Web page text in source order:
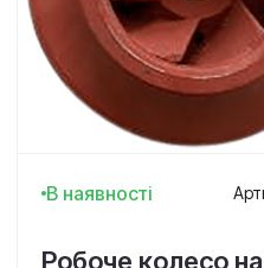
В наявності
Робоче колесо